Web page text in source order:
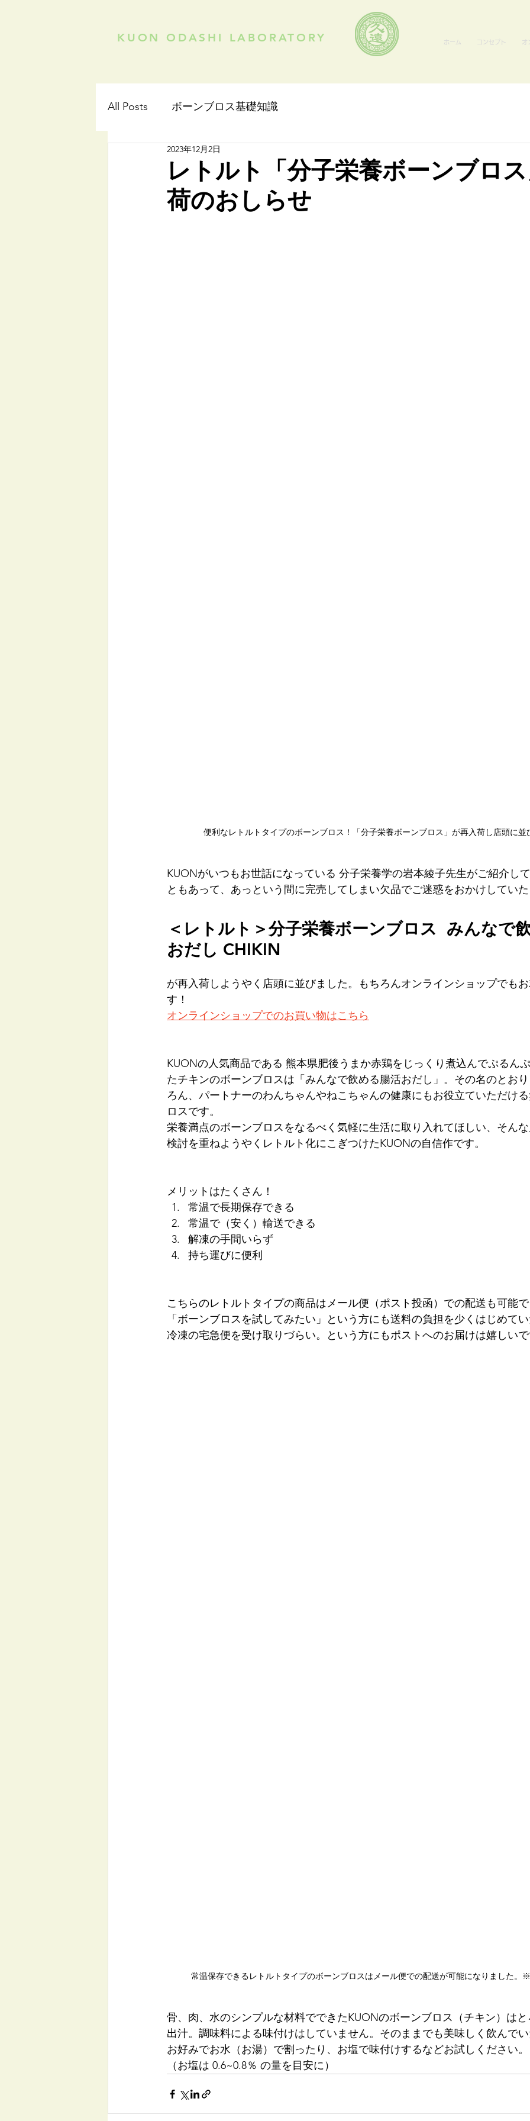
KUON ODASHI LABORATORY ホーム コンセプト オ
All Posts ボーンブロス基礎知識
レトルト「分子栄養ボーンブロ
荷のおしらせ
2023年12月2日
便利なレトルトタイプのボーンブロス！「分子栄養ボーンブロス」が再入荷し店頭に並
KUONがいつもお世話になっている 分子栄養学の岩本綾子先生がご紹介し
ともあって、あっという間に完売してしまい欠品でご迷惑をおかけしていた
＜レトルト＞分子栄養ボーンブロス  みんなで
おだし CHIKIN
が再入荷しようやく店頭に並びました。もちろんオンラインショップでも
す！
オンラインショップでのお買い物はこちら
KUONの人気商品である 熊本県肥後うまか赤鶏をじっくり煮込んでぷるん
たチキンのボーンブロスは「みんなで飲める腸活おだし」。その名のとお
ろん、パートナーのわんちゃんやねこちゃんの健康にもお役立ていただけ
ロスです。
栄養満点のボーンブロスをなるべく気軽に生活に取り入れてほしい、そん
検討を重ねようやくレトルト化にこぎつけたKUONの自信作です。
メリットはたくさん！
常温で長期保存できる
常温で（安く）輸送できる
解凍の手間いらず
持ち運びに便利
こちらのレトルトタイプの商品はメール便（ポスト投函）での配送も可能で
「ボーンブロスを試してみたい」という方にも送料の負担を少くはじめて
冷凍の宅急便を受け取りづらい。という方にもポストへのお届けは嬉しい
常温保存できるレトルトタイプのボーンブロスはメール便での配送が可能になりました。
骨、肉、水のシンプルな材料でできたKUONのボーンブロス（チキン）は
出汁。調味料による味付けはしていません。そのままでも美味しく飲んで
お好みでお水（お湯）で割ったり、お塩で味付けするなどお試しください。
（お塩は 0.6~0.8％ の量を目安に）